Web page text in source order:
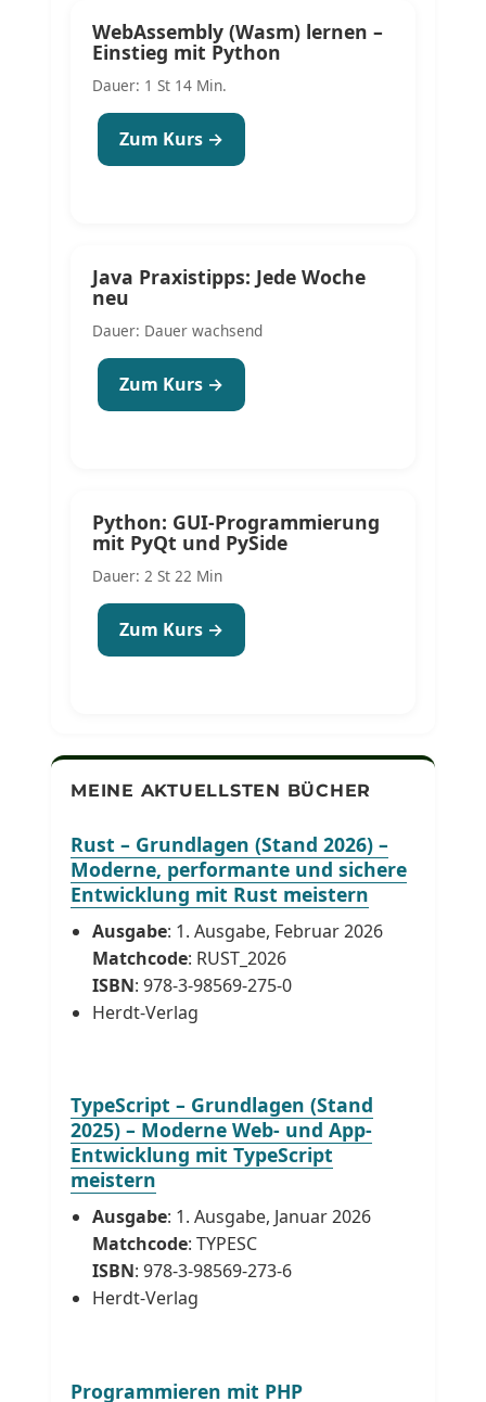
WebAssembly (Wasm) lernen –
Einstieg mit Python
Dauer: 1 St 14 Min.
Zum Kurs →
Java Praxistipps: Jede Woche
neu
Dauer: Dauer wachsend
Zum Kurs →
Python: GUI-Programmierung
mit PyQt und PySide
Dauer: 2 St 22 Min
Zum Kurs →
MEINE AKTUELLSTEN BÜCHER
Rust – Grundlagen (Stand 2026) –
Moderne, performante und sichere
Entwicklung mit Rust meistern
Ausgabe: 1. Ausgabe, Februar 2026
Matchcode: RUST_2026
ISBN: 978-3-98569-275-0
Herdt-Verlag
TypeScript – Grundlagen (Stand
2025) – Moderne Web- und App-
Entwicklung mit TypeScript
meistern
Ausgabe: 1. Ausgabe, Januar 2026
Matchcode: TYPESC
ISBN: 978-3-98569-273-6
Herdt-Verlag
Programmieren mit PHP